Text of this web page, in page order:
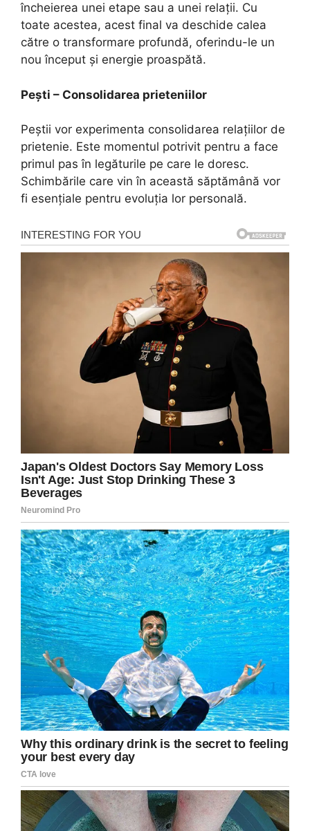
încheierea unei etape sau a unei relații. Cu
toate acestea, acest final va deschide calea
către o transformare profundă, oferindu-le un
nou început și energie proaspătă.
Pești – Consolidarea prieteniilor
Peștii vor experimenta consolidarea relațiilor de
prietenie. Este momentul potrivit pentru a face
primul pas în legăturile pe care le doresc.
Schimbările care vin în această săptămână vor
fi esențiale pentru evoluția lor personală.